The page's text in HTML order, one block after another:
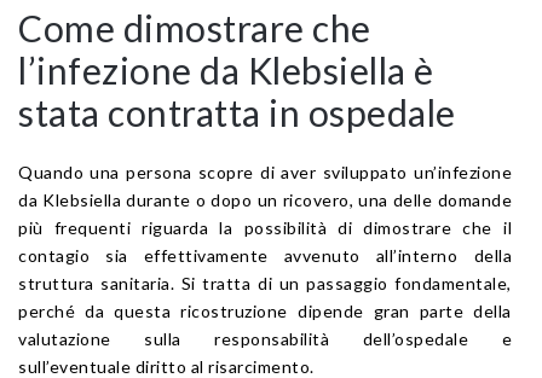
Come dimostrare che
l’infezione da Klebsiella è
stata contratta in ospedale
Quando una persona scopre di aver sviluppato un’infezione
da Klebsiella durante o dopo un ricovero, una delle domande
più frequenti riguarda la possibilità di dimostrare che il
contagio sia effettivamente avvenuto all’interno della
struttura sanitaria. Si tratta di un passaggio fondamentale,
perché da questa ricostruzione dipende gran parte della
valutazione sulla responsabilità dell’ospedale e
sull’eventuale diritto al risarcimento.